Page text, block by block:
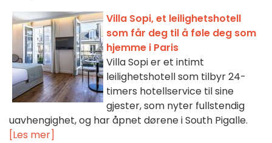
Villa Sopi, et leilighetshotell
som får deg til å føle deg som
hjemme i Paris
Villa Sopi er et intimt
leilighetshotell som tilbyr 24-
timers hotellservice til sine
gjester, som nyter fullstendig
uavhengighet, og har åpnet dørene i South Pigalle.
[Les mer]